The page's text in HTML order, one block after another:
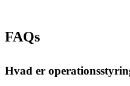
FAQs
Hvad er